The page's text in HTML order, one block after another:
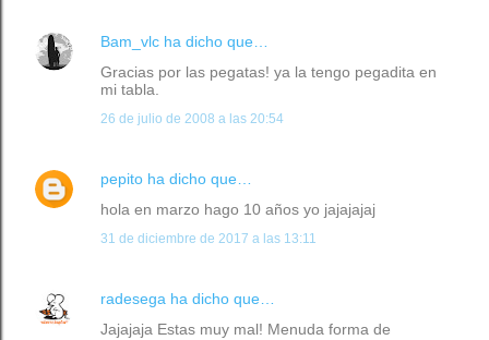
Bam_vlc ha dicho que…
Gracias por las pegatas! ya la tengo pegadita en
mi tabla.
26 de julio de 2008 a las 20:54
pepito ha dicho que…
hola en marzo hago 10 años yo jajajajaj
31 de diciembre de 2017 a las 13:11
radesega ha dicho que…
Jajajaja Estas muy mal! Menuda forma de